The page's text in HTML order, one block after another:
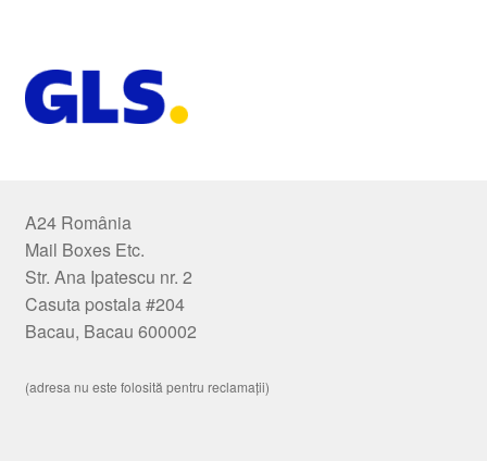
A24 România
Mail Boxes Etc.
Str. Ana Ipatescu nr. 2
Casuta postala #204
Bacau, Bacau 600002
(adresa nu este folosită pentru reclamații)